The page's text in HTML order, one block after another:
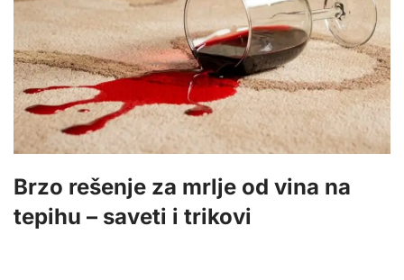
Brzo rešenje za mrlje od vina na
tepihu – saveti i trikovi